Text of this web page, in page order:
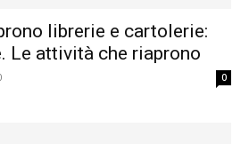
librerie e cartolerie:
Le attività che riaprono
0